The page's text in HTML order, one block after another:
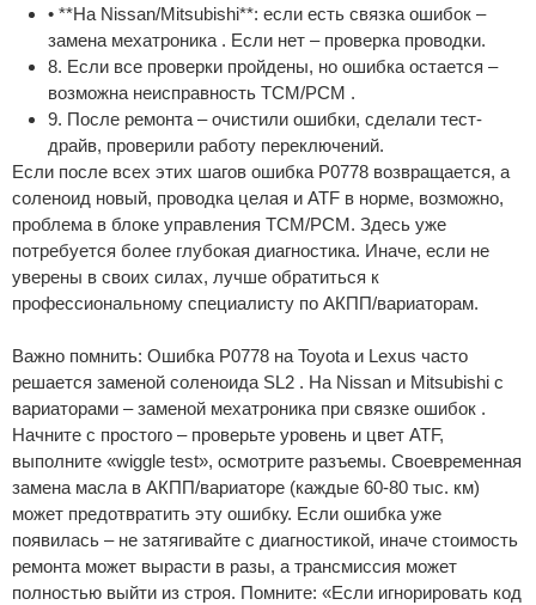
• **На Nissan/Mitsubishi**: если есть связка ошибок –
замена мехатроника . Если нет – проверка проводки.
8. Если все проверки пройдены, но ошибка остается –
возможна неисправность TCM/PCM .
9. После ремонта – очистили ошибки, сделали тест-
драйв, проверили работу переключений.
Если после всех этих шагов ошибка P0778 возвращается, а
соленоид новый, проводка целая и ATF в норме, возможно,
проблема в блоке управления TCM/PCM. Здесь уже
потребуется более глубокая диагностика. Иначе, если не
уверены в своих силах, лучше обратиться к
профессиональному специалисту по АКПП/вариаторам.
Важно помнить: Ошибка P0778 на Toyota и Lexus часто
решается заменой соленоида SL2 . На Nissan и Mitsubishi с
вариаторами – заменой мехатроника при связке ошибок .
Начните с простого – проверьте уровень и цвет ATF,
выполните «wiggle test», осмотрите разъемы. Своевременная
замена масла в АКПП/вариаторе (каждые 60-80 тыс. км)
может предотвратить эту ошибку. Если ошибка уже
появилась – не затягивайте с диагностикой, иначе стоимость
ремонта может вырасти в разы, а трансмиссия может
полностью выйти из строя. Помните: «Если игнорировать код